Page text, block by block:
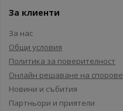
За клиенти
За нас
Общи условия
Политика за поверителност
Онлайн решаване на спорове
Новини и събития
Партньори и приятели